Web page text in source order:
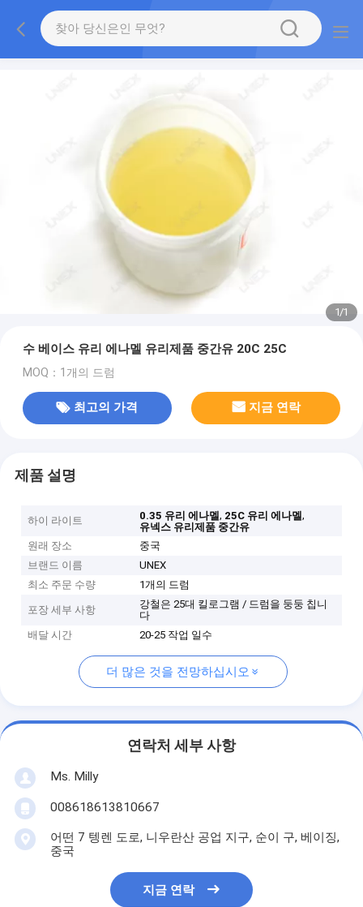
1/1
수 베이스 유리 에나멜 유리제품 중간유 20C 25C
MOQ：1개의 드럼
최고의 가격 지금 연락
제품 설명
하이 라이트 0.35 유리 에나멜, 25C 유리 에나멜,
유넥스 유리제품 중간유
원래 장소
중국
브랜드 이름
UNEX
최소 주문 수량
1개의 드럼
포장 세부 사항
강철은 25대 킬로그램 / 드럼을 둥둥 칩니
다
배달 시간
20-25 작업 일수
더 많은 것을 전망하십시오
연락처 세부 사항
Ms. Milly
008618613810667
어떤 7 텡렌 도로, 니우란산 공업 지구, 순이 구, 베이징,
중국
지금 연락